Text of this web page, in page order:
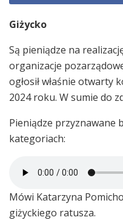
Giżycko
Są pieniądze na
organizacje
ogłosił właśnie otwarty
2024 roku. W sumie do
Pieniądze przyznawane
kategoriach:
Mówi Katarzyna
giżyckiego ratusza.